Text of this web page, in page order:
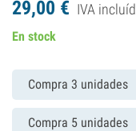
29,00 € IVA
En stock
Compra 3 unidades
Compra 5 unidades